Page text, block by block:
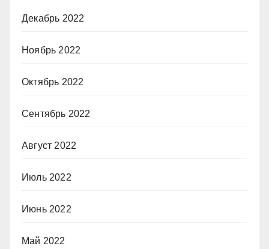
Декабрь 2022
Ноябрь 2022
Октябрь 2022
Сентябрь 2022
Август 2022
Июль 2022
Июнь 2022
Май 2022